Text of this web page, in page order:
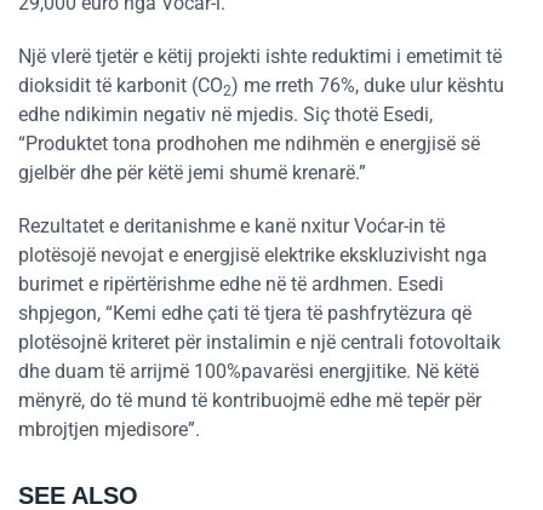
Një vlerë tjetër e këtij projekti ishte reduktimi i emetimit të
dioksidit të karbonit (CO2) me rreth 76%, duke ulur kështu
edhe ndikimin negativ në mjedis. Siç thotë Esedi,
“Produktet tona prodhohen me ndihmën e energjisë së
gjelbër dhe për këtë jemi shumë krenarë.”
Rezultatet e deritanishme e kanë nxitur Voćar-in të
plotësojë nevojat e energjisë elektrike ekskluzivisht nga
burimet e ripërtërishme edhe në të ardhmen. Esedi
shpjegon, “Kemi edhe çati të tjera të pashfrytëzura që
plotësojnë kriteret për instalimin e një centrali fotovoltaik
dhe duam të arrijmë 100%pavarësi energjitike. Në këtë
mënyrë, do të mund të kontribuojmë edhe më tepër për
mbrojtjen mjedisore”.
SEE ALSO